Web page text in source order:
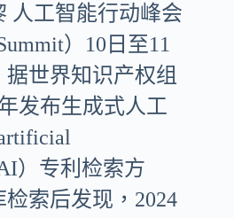
人工智能行动峰会
）10日至11
据世界知识产权组
发布生成式人工
）专利检索方
索后发现，2024